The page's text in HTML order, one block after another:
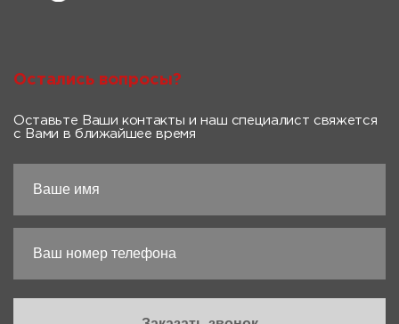
Остались вопросы?
Оставьте Ваши контакты и наш специалист свяжется
с Вами в ближайшее время